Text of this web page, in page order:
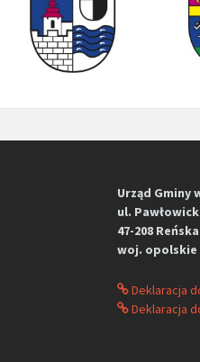
Urząd Gminy
ul.
47-208
woj. opolskie
Deklaracja
Deklaracja